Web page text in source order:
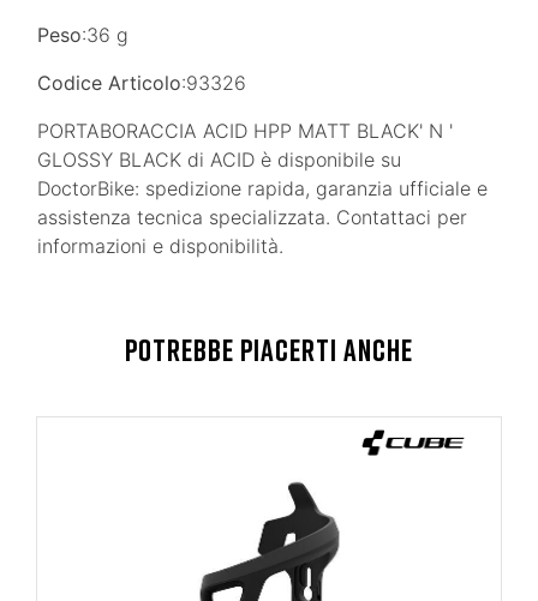
Peso:36 g
Codice Articolo:93326
PORTABORACCIA ACID HPP MATT BLACK' N '
GLOSSY BLACK di ACID è disponibile su
DoctorBike: spedizione rapida, garanzia ufficiale e
assistenza tecnica specializzata. Contattaci per
informazioni e disponibilità.
POTREBBE PIACERTI ANCHE